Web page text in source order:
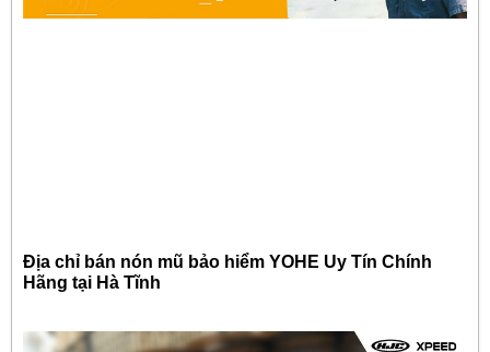
Địa chỉ bán nón mũ bảo hiểm YOHE Uy Tín Chính
Hãng tại Hà Tĩnh